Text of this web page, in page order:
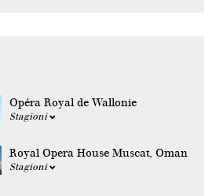
Opéra Royal de Wallonie
Stagioni
Royal Opera House Muscat, Oman
Stagioni